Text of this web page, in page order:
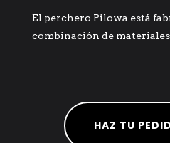
El perchero Pilowa está
combinación de
HAZ TU